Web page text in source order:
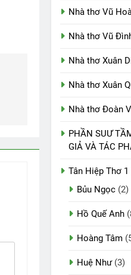
Nhà thơ Vũ
Nhà thơ Vũ
Nhà thơ Xuân
Nhà thơ Xuân
Nhà thơ Đoàn
PHẦN SUƯ
GIẢ VÀ TÁC
Tân Hiệp Thơ 1
Bủu Ngọc (2)
Hồ Quế Anh
Hoàng Tâm
Huệ Như(3)